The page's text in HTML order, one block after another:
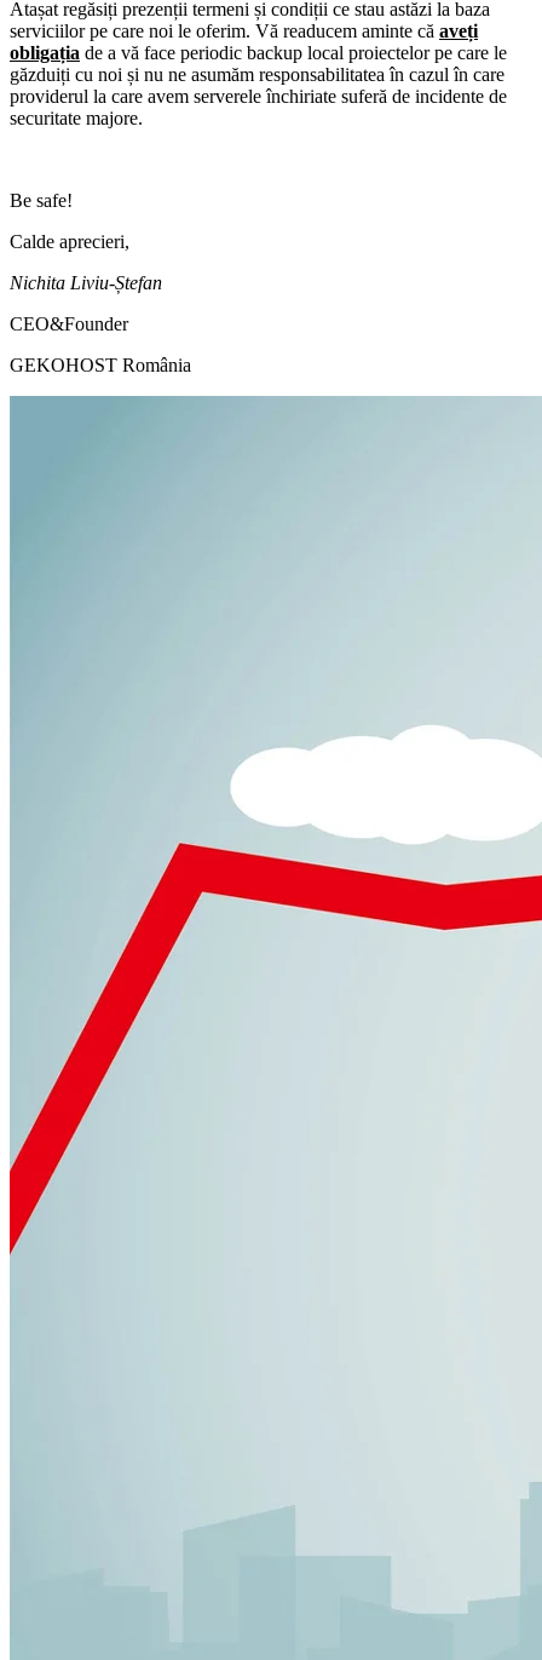
Atașat regăsiți prezenții termeni și condiții ce stau astăzi la baza
serviciilor pe care noi le oferim. Vă readucem aminte că aveți
obligația de a vă face periodic backup local proiectelor pe care le
găzduiți cu noi și nu ne asumăm responsabilitatea în cazul în care
providerul la care avem serverele închiriate suferă de incidente de
securitate majore.
Be safe!
Calde aprecieri,
Nichita Liviu-Ștefan
CEO&Founder
GEKOHOST România